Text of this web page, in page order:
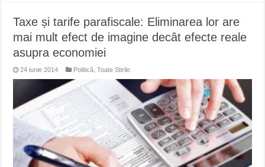
Taxe și tarife parafiscale: Eliminarea lor are
mai mult efect de imagine decât efecte reale
asupra economiei
24 iunie 2014 Politică ,Toate Stirile